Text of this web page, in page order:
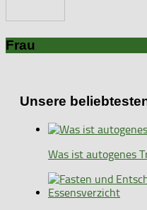
Frau
Unsere
Was ist autogenes